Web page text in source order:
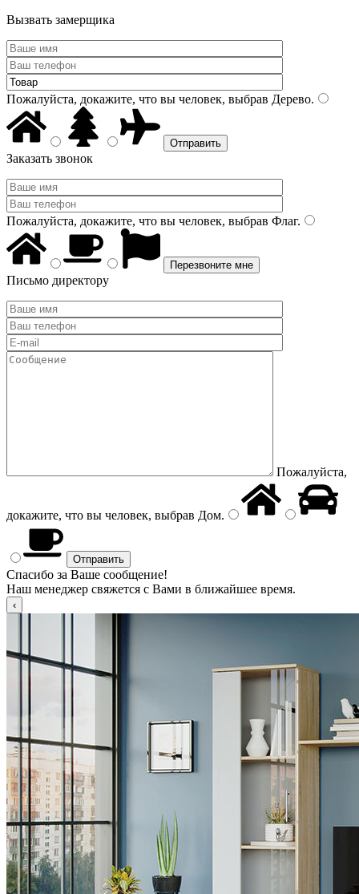
Вызвать замерщика
Пожалуйста, докажите, что вы человек, выбрав Дерево.
Заказать звонок
Пожалуйста, докажите, что вы человек, выбрав Флаг.
Письмо директору
Пожалуйста,
докажите, что вы человек, выбрав Дом.
Спасибо за Ваше сообщение!
Наш менеджер свяжется с Вами в ближайшее время.